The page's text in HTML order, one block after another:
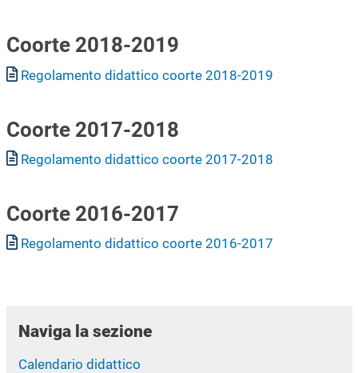
Coorte 2018-2019
Documento
Regolamento didattico coorte 2018-2019
Coorte 2017-2018
Documento
Regolamento didattico coorte 2017-2018
Coorte 2016-2017
Documento
Regolamento didattico coorte 2016-2017
Naviga la sezione
Calendario didattico